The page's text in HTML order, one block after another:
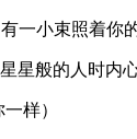
一小束照着你
星般的人时内
样）